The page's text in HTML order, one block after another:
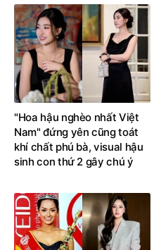
"Hoa hậu nghèo nhất Việt
Nam" đứng yên cũng toát
khí chất phú bà, visual hậu
sinh con thứ 2 gây chú ý